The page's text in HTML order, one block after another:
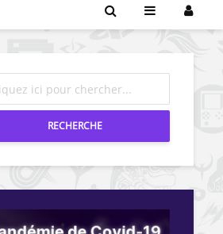
RECHERCHE